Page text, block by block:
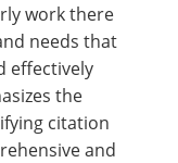
work there
needs that
effectively
the
citation
and